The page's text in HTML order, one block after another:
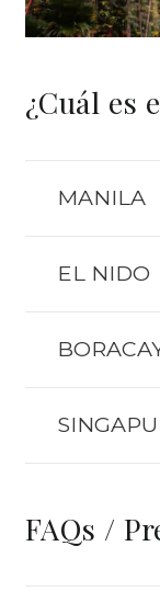
¿Cuál es
MANILA
EL NIDO
FAQs /